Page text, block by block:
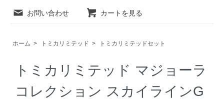
お問い合わせ カートを見る
ホーム > トミカリミテッド > トミカリミテッドセット
トミカリミテッド マジョーラ
コレクション スカイラインG